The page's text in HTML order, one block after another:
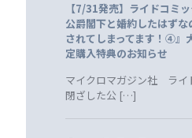
【7/31発売】ライドコミ
公爵閣下と婚約したはず
されてしまってます！④』
定購入特典のお知らせ
マイクロマガジン社 ライ
閉ざした公 […]